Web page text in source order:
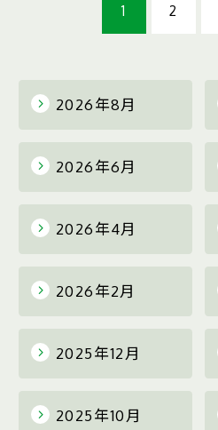
2026年8月
2026年6月
2026年4月
2026年2月
2025年12月
2025年10月
1 2